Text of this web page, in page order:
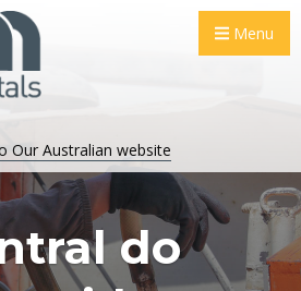
Menu
Our Australian website
do